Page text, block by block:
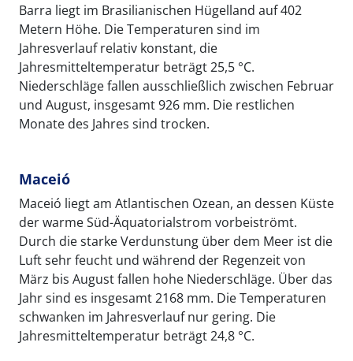
Barra liegt im Brasilianischen Hügelland auf 402
Metern Höhe. Die Temperaturen sind im
Jahresverlauf relativ konstant, die
Jahresmitteltemperatur beträgt 25,5 °C.
Niederschläge fallen ausschließlich zwischen Februar
und August, insgesamt 926 mm. Die restlichen
Monate des Jahres sind trocken.
Maceió
Maceió liegt am Atlantischen Ozean, an dessen Küste
der warme Süd-Äquatorialstrom vorbeiströmt.
Durch die starke Verdunstung über dem Meer ist die
Luft sehr feucht und während der Regenzeit von
März bis August fallen hohe Niederschläge. Über das
Jahr sind es insgesamt 2168 mm. Die Temperaturen
schwanken im Jahresverlauf nur gering. Die
Jahresmitteltemperatur beträgt 24,8 °C.